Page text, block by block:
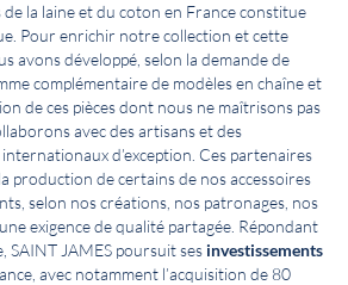
de la laine et du coton en France constitue
Pour enrichir notre collection et cette
avons développé, selon la demande de
complémentaire de modèles en chaîne et
de ces pièces dont nous ne maîtrisons pas
avec des artisans et des
d’exception. Ces partenaires
production de certains de nos accessoires
selon nos créations, nos patronages, nos
exigence de qualité partagée. Répondant
SAINT JAMES poursuit ses investissements
avec notamment l’acquisition de 80